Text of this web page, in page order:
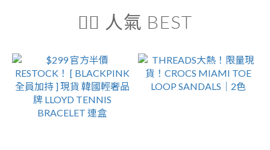
❤️‍🔥 人氣 BEST